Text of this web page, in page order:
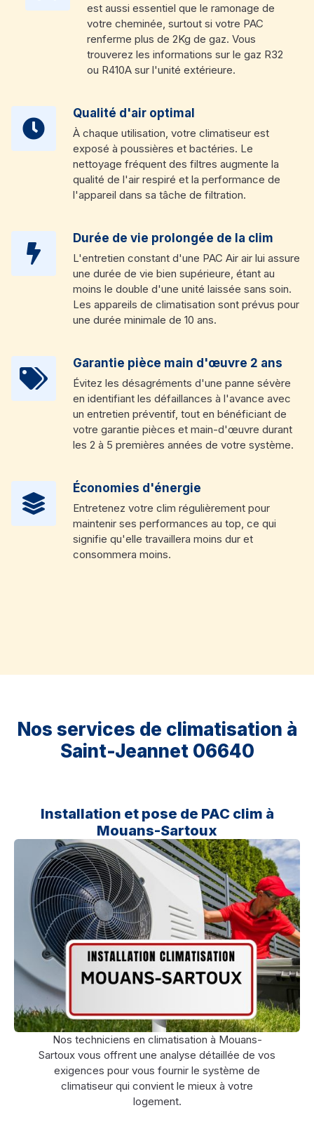
est aussi essentiel que le ramonage de
votre cheminée, surtout si votre PAC
renferme plus de 2Kg de gaz. Vous
trouverez les informations sur le gaz R32
ou R410A sur l'unité extérieure.
Qualité d'air optimal
À chaque utilisation, votre climatiseur est
exposé à poussières et bactéries. Le
nettoyage fréquent des filtres augmente la
qualité de l'air respiré et la performance de
l'appareil dans sa tâche de filtration.
Durée de vie prolongée de la clim
L'entretien constant d'une PAC Air air lui assure
une durée de vie bien supérieure, étant au
moins le double d'une unité laissée sans soin.
Les appareils de climatisation sont prévus pour
une durée minimale de 10 ans.
Garantie pièce main d'œuvre 2 ans
Évitez les désagréments d'une panne sévère
en identifiant les défaillances à l'avance avec
un entretien préventif, tout en bénéficiant de
votre garantie pièces et main-d'œuvre durant
les 2 à 5 premières années de votre système.
Économies d'énergie
Entretenez votre clim régulièrement pour
maintenir ses performances au top, ce qui
signifie qu'elle travaillera moins dur et
consommera moins.
Nos services de climatisation à
Saint-Jeannet 06640
Installation et pose de PAC clim à
Mouans-Sartoux
Nos techniciens en climatisation à Mouans-
Sartoux vous offrent une analyse détaillée de vos
exigences pour vous fournir le système de
climatiseur qui convient le mieux à votre
logement.